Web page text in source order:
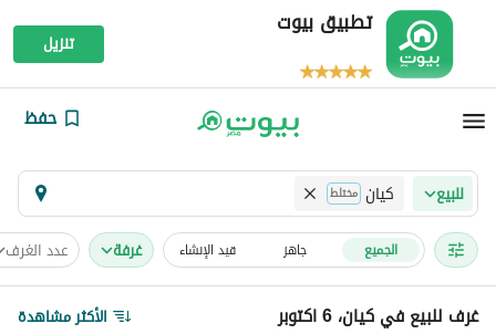
تطبيق بيوت
تنزيل
حفظ
للبيع كيان مختلط
الجميع جاهز قيد الإنشاء غرفة عدد الغرف
غرف للبيع في كيان، 6 اكتوبر الأكثر مشاهدة